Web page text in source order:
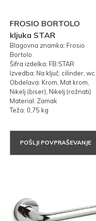
FROSIO BORTOLO
kljuka STAR
Blagovna znamka: Frosio
Bortolo
Šifra izdelka: FB.STAR
Izvedba: Na ključ, cilinder, wc
Obdelava: Krom, Mat krom,
Nikelj (biser), Nikelj (rožnati)
Material: Zamak
Teža: 0,75 kg
POŠLJI POVPRAŠEVANJE